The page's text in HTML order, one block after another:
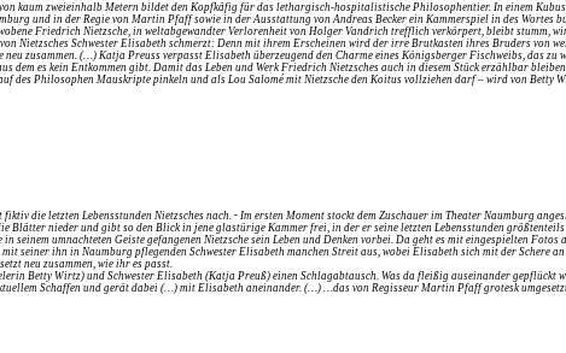
kaum zweieinhalb Metern bildet den Kopfkäfig für das lethargisch-hospitalistische Philosophentier. In einem
und in der Regie von Martin Pfaff sowie in der Ausstattung von Andreas Becker ein Kammerspiel in des
Friedrich Nietzsche, in weltabgewandter Verlorenheit von Holger Vandrich trefflich verkörpert, bleibt stumm,
Nietzsches Schwester Elisabeth schmerzt: Denn mit ihrem Erscheinen wird der irre Brutkasten ihres Bruders
zusammen. (…) Katja Preuss verpasst Elisabeth überzeugend den Charme eines Königsberger Fischweibs, das
dem es kein Entkommen gibt. Damit das Leben und Werk Friedrich Nietzsches auch in diesem Stück erzählbar
des Philosophen Mauskripte pinkeln und als Lou Salomé mit Nietzsche den Koitus vollziehen darf – wird von Betty
die letzten Lebensstunden Nietzsches nach. - Im ersten Moment stockt dem Zuschauer im Theater Naumburg
Blätter nieder und gibt so den Blick in jene glastürige Kammer frei, in der er seine letzten Lebensstunden
seinem umnachteten Geiste gefangenen Nietzsche sein Leben und Denken vorbei. Da geht es mit eingespielten
seiner ihn in Naumburg pflegenden Schwester Elisabeth manchen Streit aus, wobei Elisabeth sich mit der
neu zusammen, wie ihr es passt.
Betty Wirtz) und Schwester Elisabeth (Katja Preuß) einen Schlagabtausch. Was da fleißig auseinander
Schaffen und gerät dabei (…) mit Elisabeth aneinander. (…) …das von Regisseur Martin Pfaff grotesk